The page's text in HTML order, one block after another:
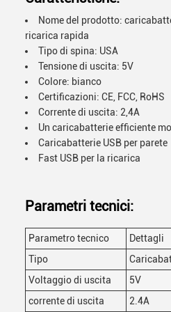
Nome del prodotto:
ricarica rapida
Tipo di spina: USA
Tensione di uscita: 5V
Colore: bianco
Certificazioni: CE, FCC, RoHS
Corrente di uscita: 2,4A
Un caricabatterie efficiente
Caricabatterie USB per parete
Fast USB per la ricarica
Parametri tecnici:
Parametro tecnico
Dettagli
Tipo
Voltaggio di uscita
5V
corrente di uscita
2.4A